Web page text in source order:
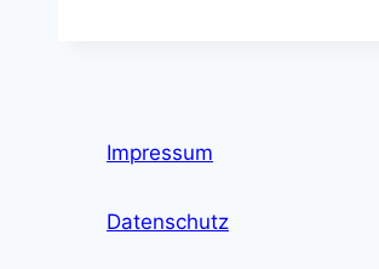
Herausforderungen
Impressum
Datenschutz